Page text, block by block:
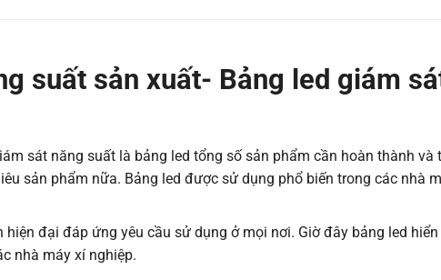
suất sản xuất- Bảng led giám
sát năng suất là bảng led tổng số sản phẩm cần hoàn thành và
sản phẩm nữa. Bảng led được sử dụng phổ biến trong các nhà
hiện đại đáp ứng yêu cầu sử dụng ở mọi nơi. Giờ đây bảng led
nhà máy xí nghiệp.